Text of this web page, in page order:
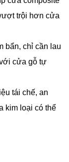
trội hơn cửa
bẩn, chỉ cần lau
cửa gỗ tự
tái chế, an
kim loại có thể